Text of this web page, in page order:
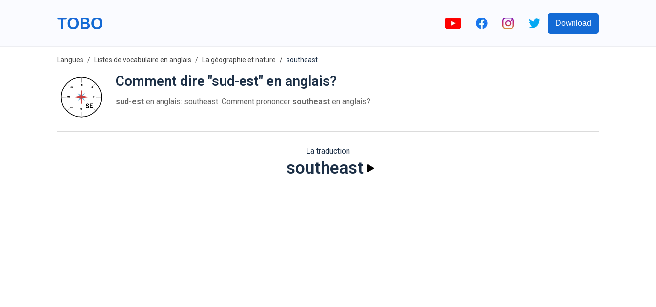
Download
Langues Listes de vocabulaire en anglais La géographie et nature southeast
Comment dire "sud-est" en anglais?
sud-est en anglais: southeast. Comment prononcer southeast en anglais?
La traduction
southeast